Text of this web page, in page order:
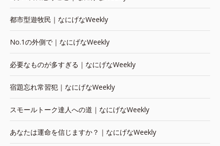
都市型遊牧民｜なにげなWeekly
No.1の外側で｜なにげなWeekly
必要なものが多すぎる｜なにげなWeekly
宿題忘れ常習犯｜なにげなWeekly
スモールトーク達人への道｜なにげなWeekly
あなたは運命を信じますか？｜なにげなWeekly